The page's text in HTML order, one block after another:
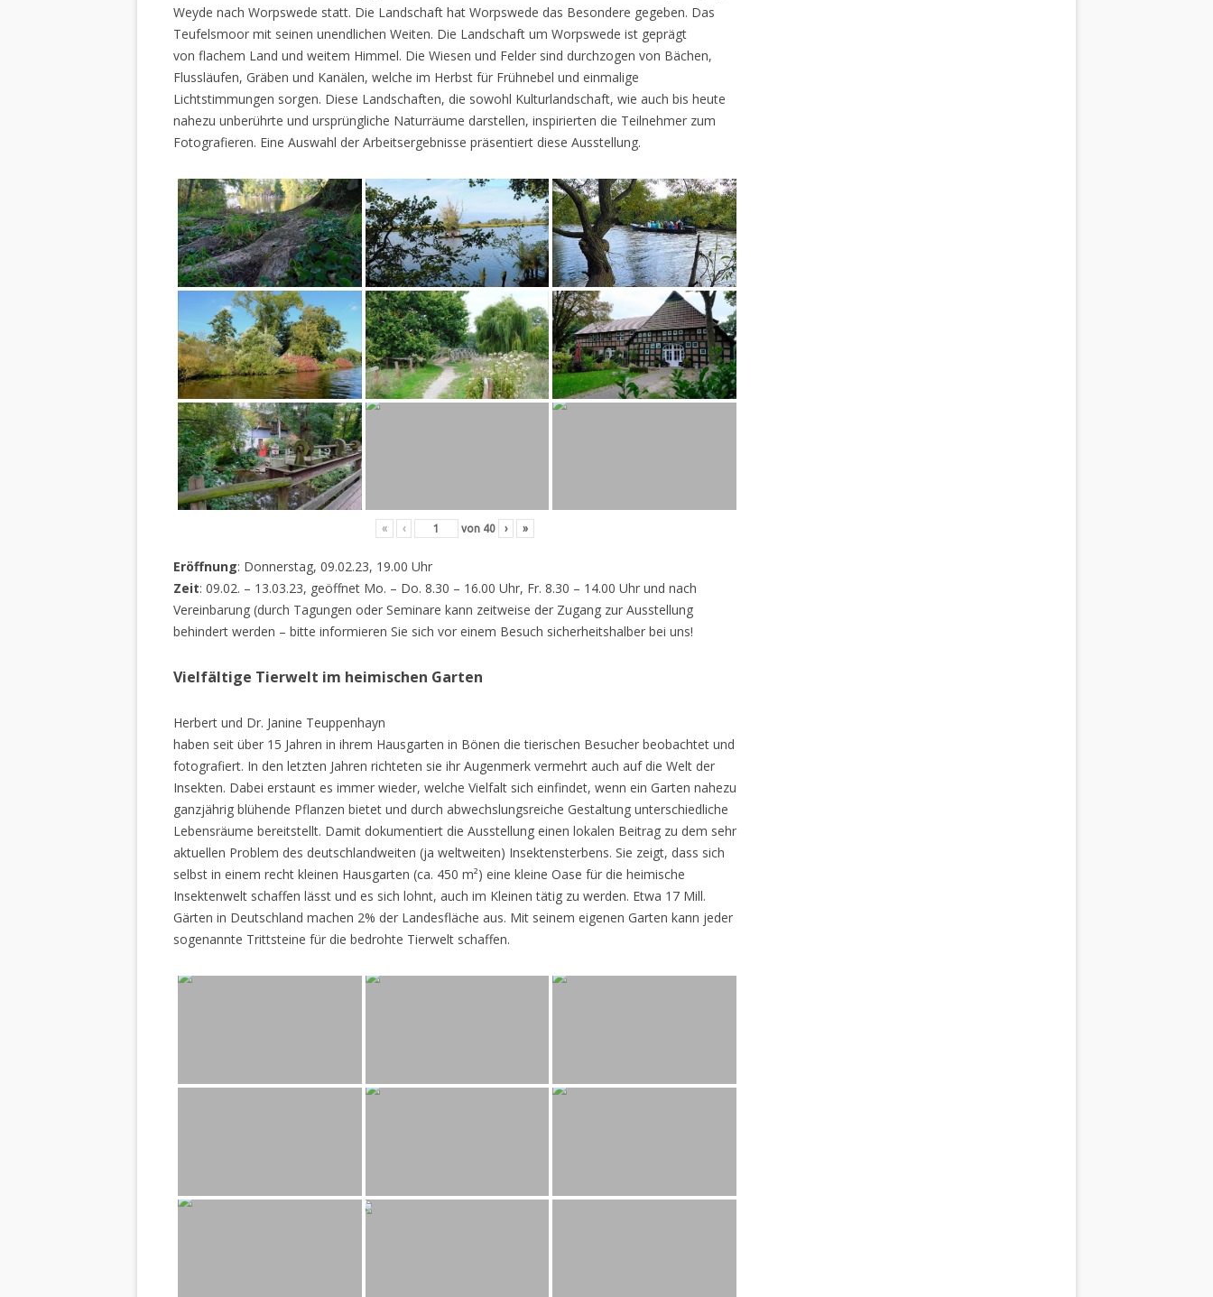
Weyde nach Worpswede statt. Die Landschaft hat Worpswede das Besondere gegeben. Das
Teufelsmoor mit seinen unendlichen Weiten. Die Landschaft um Worpswede ist geprägt
von flachem Land und weitem Himmel. Die Wiesen und Felder sind durchzogen von Bächen,
Flussläufen, Gräben und Kanälen, welche im Herbst für Frühnebel und einmalige
Lichtstimmungen sorgen. Diese Landschaften, die sowohl Kulturlandschaft, wie auch bis heute
nahezu unberührte und ursprüngliche Naturräume darstellen, inspirierten die Teilnehmer zum
Fotografieren. Eine Auswahl der Arbeitsergebnisse präsentiert diese Ausstellung.
« ‹ von 40 › »
Eröffnung: Donnerstag, 09.02.23, 19.00 Uhr
Zeit: 09.02. – 13.03.23, geöffnet Mo. – Do. 8.30 – 16.00 Uhr, Fr. 8.30 – 14.00 Uhr und nach
Vereinbarung (durch Tagungen oder Seminare kann zeitweise der Zugang zur Ausstellung
behindert werden – bitte informieren Sie sich vor einem Besuch sicherheitshalber bei uns!
Vielfältige Tierwelt im heimischen Garten
Herbert und Dr. Janine Teuppenhayn
haben seit über 15 Jahren in ihrem Hausgarten in Bönen die tierischen Besucher beobachtet und
fotografiert. In den letzten Jahren richteten sie ihr Augenmerk vermehrt auch auf die Welt der
Insekten. Dabei erstaunt es immer wieder, welche Vielfalt sich einfindet, wenn ein Garten nahezu
ganzjährig blühende Pflanzen bietet und durch abwechslungsreiche Gestaltung unterschiedliche
Lebensräume bereitstellt. Damit dokumentiert die Ausstellung einen lokalen Beitrag zu dem sehr
aktuellen Problem des deutschlandweiten (ja weltweiten) Insektensterbens. Sie zeigt, dass sich
selbst in einem recht kleinen Hausgarten (ca. 450 m²) eine kleine Oase für die heimische
Insektenwelt schaffen lässt und es sich lohnt, auch im Kleinen tätig zu werden. Etwa 17 Mill.
Gärten in Deutschland machen 2% der Landesfläche aus. Mit seinem eigenen Garten kann jeder
sogenannte Trittsteine für die bedrohte Tierwelt schaffen.